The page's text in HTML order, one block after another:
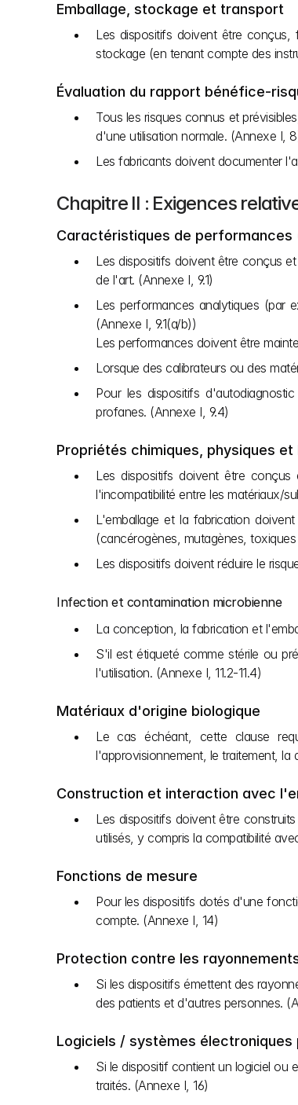
Emballage, stockage et transport
Les dispositifs doivent être conçus,
stockage (en tenant compte des
Évaluation du rapport bénéfice-
Tous les risques connus et
d'une utilisation normale. (Annexe I,
Les fabricants doivent documenter
Chapitre II : Exigences
Caractéristiques de performances
Les dispositifs doivent être conçus
de l'art. (Annexe I, 9.1)
Les performances analytiques (par
(Annexe I, 9.1(a/b))
Les performances doivent être
Lorsque des calibrateurs ou des
Pour les dispositifs
profanes. (Annexe I, 9.4)
Propriétés chimiques, physiques et
Les dispositifs doivent être
l'incompatibilité entre les matériaux/
L'emballage et la fabrication
(cancérogènes, mutagènes,
Les dispositifs doivent réduire le
Infection et contamination microbienne
La conception, la fabrication et
S'il est étiqueté comme stérile ou
l'utilisation. (Annexe I, 11.2-11.4)
Matériaux d'origine biologique
Le cas échéant, cette clause
l'approvisionnement, le traitement, la
Construction et interaction avec
Les dispositifs doivent être
utilisés, y compris la compatibilité
Fonctions de mesure
Pour les dispositifs dotés d'une
compte. (Annexe I, 14)
Protection contre les
Si les dispositifs émettent des
des patients et d'autres personnes.
Logiciels / systèmes électroniques
Si le dispositif contient un logiciel ou
traités. (Annexe I, 16)